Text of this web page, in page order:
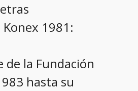
1981:
de la Fundación
hasta su